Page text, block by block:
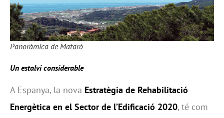
Panoràmica de Mataró
Un estalvi considerable
A Espanya, la nova Estratègia de Rehabilitació
Energètica en el Sector de l’Edificació 2020, té com